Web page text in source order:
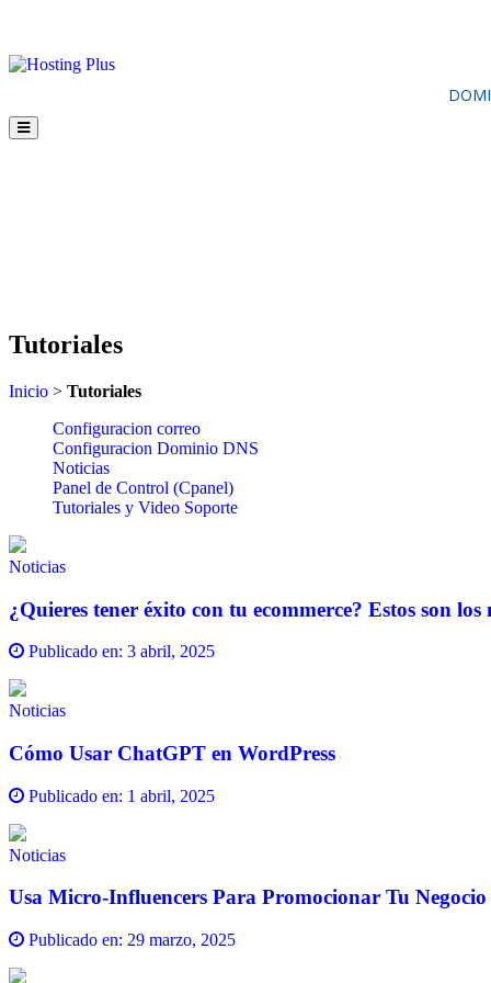
Tutoriales
Inicio > Tutoriales
Configuracion correo
Configuracion Dominio DNS
Noticias
Panel de Control (Cpanel)
Tutoriales y Video Soporte
Noticias
¿Quieres tener éxito con tu ecommerce? Estos son
Publicado en: 3 abril, 2025
Noticias
Cómo Usar ChatGPT en WordPress
Publicado en: 1 abril, 2025
Noticias
Usa Micro-Influencers Para Promocionar Tu Negocio
Publicado en: 29 marzo, 2025